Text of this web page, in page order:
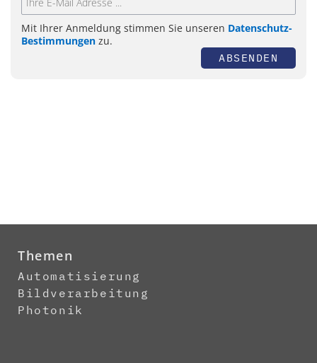
Mit Ihrer Anmeldung stimmen Sie unseren Datenschutz-
Bestimmungen zu.
ABSENDEN
Themen
Automatisierung
Bildverarbeitung
Photonik